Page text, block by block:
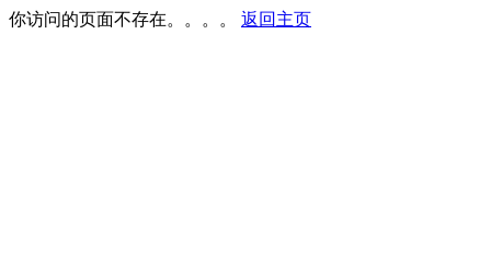
你访问的页面不存在。。。。 返回主页